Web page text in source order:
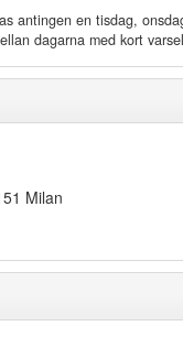
antingen en tisdag,
dagarna med kort
Milan